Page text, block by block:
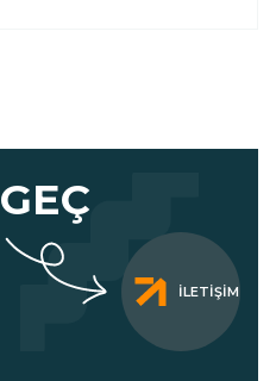
GEÇ
İLETIŞIM